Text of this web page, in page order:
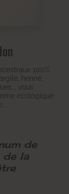
100%
henné,
vous
écologique
de
de la